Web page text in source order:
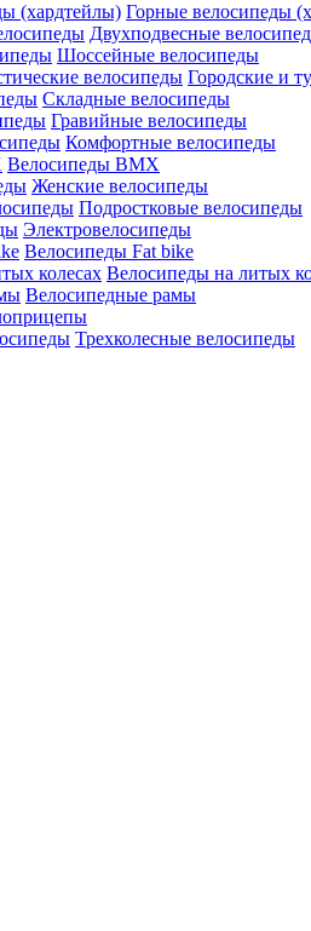
Горные велосипеды
Двухподвесные
Шоссейные велосипеды
Городские и
Складные велосипеды
Гравийные велосипеды
Комфортные велосипеды
Велосипеды BMX
Женские велосипеды
Подростковые велосипеды
Электровелосипеды
Велосипеды Fat bike
Велосипеды на литых
Велосипедные рамы
Трехколесные велосипеды